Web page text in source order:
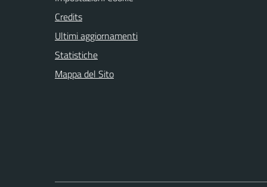
Credits
Ultimi aggiornamenti
Statistiche
Mappa del Sito